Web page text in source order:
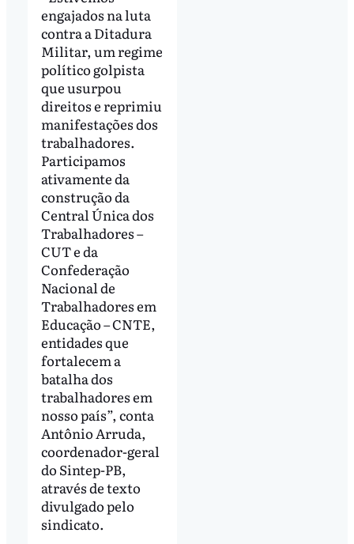
engajados na luta
contra a Ditadura
Militar, um regime
político golpista
que usurpou
direitos e reprimiu
manifestações dos
trabalhadores.
Participamos
ativamente da
construção da
Central Única dos
Trabalhadores –
CUT e da
Confederação
Nacional de
Trabalhadores em
Educação – CNTE,
entidades que
fortalecem a
batalha dos
trabalhadores em
nosso país”, conta
Antônio Arruda,
coordenador-geral
do Sintep-PB,
através de texto
divulgado pelo
sindicato.